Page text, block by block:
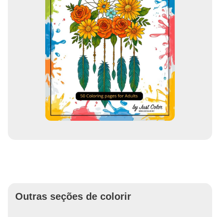
Outras seções de colorir